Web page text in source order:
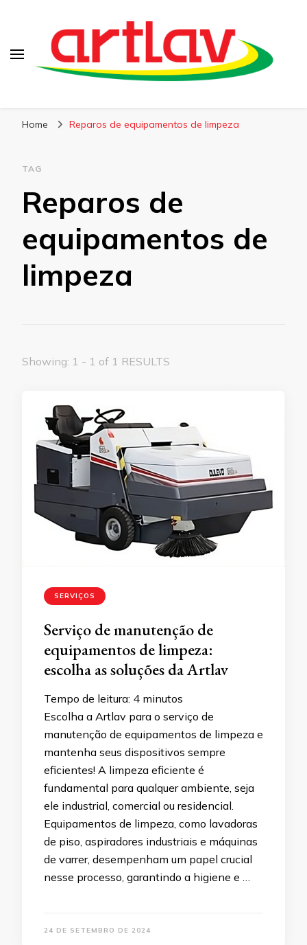
Home Reparos de equipamentos de limpeza
TAG
Reparos de
equipamentos de
limpeza
Showing: 1 - 1 of 1 RESULTS
SERVIÇOS
Serviço de manutenção de
equipamentos de limpeza:
escolha as soluções da Artlav
Tempo de leitura: 4 minutos
Escolha a Artlav para o serviço de
manutenção de equipamentos de limpeza e
mantenha seus dispositivos sempre
eficientes! A limpeza eficiente é
fundamental para qualquer ambiente, seja
ele industrial, comercial ou residencial.
Equipamentos de limpeza, como lavadoras
de piso, aspiradores industriais e máquinas
de varrer, desempenham um papel crucial
nesse processo, garantindo a higiene e …
24 DE SETEMBRO DE 2024